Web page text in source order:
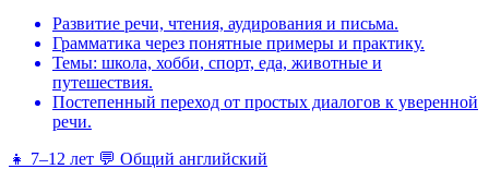
Развитие речи, чтения, аудирования и письма.
Грамматика через понятные примеры и практику.
Темы: школа, хобби, спорт, еда, животные и
путешествия.
Постепенный переход от простых диалогов к уверенной
речи.
👧 7–12 лет 💬 Общий английский